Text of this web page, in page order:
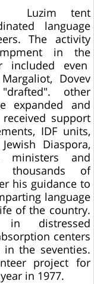
Luzim tent
language
The activity
in the
included even
Dovev
other
expanded and
support
IDF units,
Diaspora,
ministers and
thousands of
his guidance to
language
of the country.
in distressed
centers
the seventies.
project for
in 1977.